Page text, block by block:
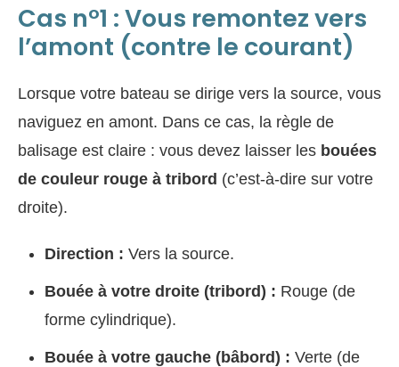
Cas n°1 : Vous remontez vers
l’amont (contre le courant)
Lorsque votre bateau se dirige vers la source, vous
naviguez en amont. Dans ce cas, la règle de
balisage est claire : vous devez laisser les bouées
de couleur rouge à tribord (c’est-à-dire sur votre
droite).
Direction : Vers la source.
Bouée à votre droite (tribord) : Rouge (de
forme cylindrique).
Bouée à votre gauche (bâbord) : Verte (de